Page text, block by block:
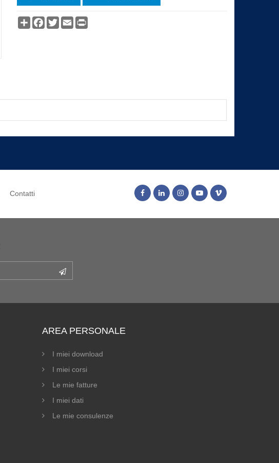
CondividiFacebook
TwitterEmail
Contatti
AREA PERSONALE
I miei download
I miei corsi
Le mie fatture
I miei dati
Le mie consulenze